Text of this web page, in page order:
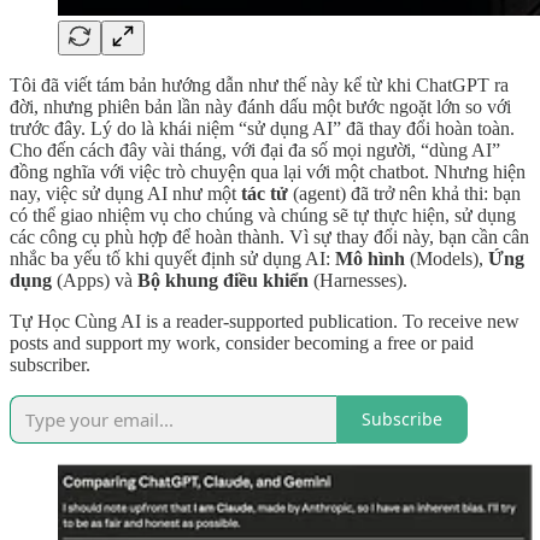
Tôi đã viết tám bản hướng dẫn như thế này kể từ khi ChatGPT ra
đời, nhưng phiên bản lần này đánh dấu một bước ngoặt lớn so với
trước đây. Lý do là khái niệm “sử dụng AI” đã thay đổi hoàn toàn.
Cho đến cách đây vài tháng, với đại đa số mọi người, “dùng AI”
đồng nghĩa với việc trò chuyện qua lại với một chatbot. Nhưng hiện
nay, việc sử dụng AI như một tác tử (agent) đã trở nên khả thi: bạn
có thể giao nhiệm vụ cho chúng và chúng sẽ tự thực hiện, sử dụng
các công cụ phù hợp để hoàn thành. Vì sự thay đổi này, bạn cần cân
nhắc ba yếu tố khi quyết định sử dụng AI: Mô hình (Models), Ứng
dụng (Apps) và Bộ khung điều khiển (Harnesses).
Tự Học Cùng AI is a reader-supported publication. To receive new
posts and support my work, consider becoming a free or paid
subscriber.
Subscribe